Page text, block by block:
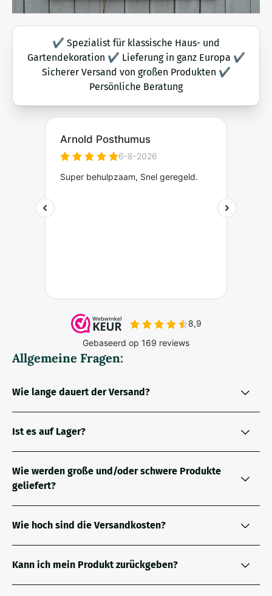
✔ Spezialist für klassische Haus- und
Gartendekoration ✔ Lieferung in ganz Europa ✔
Sicherer Versand von großen Produkten ✔
Persönliche Beratung
Allgemeine Fragen:
Wie lange dauert der Versand?
Ist es auf Lager?
Wie werden große und/oder schwere Produkte
geliefert?
Wie hoch sind die Versandkosten?
Kann ich mein Produkt zurückgeben?